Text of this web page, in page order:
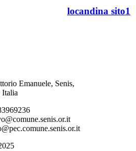
locandina sito1
Emanuele, Senis,
Italia